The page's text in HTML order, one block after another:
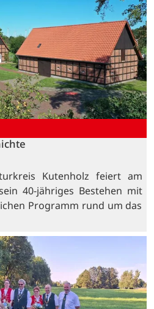
Kutenholz feiert am
40-jähriges Bestehen mit
Programm rund um das